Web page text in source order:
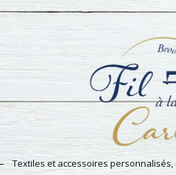
Textiles et accessoires